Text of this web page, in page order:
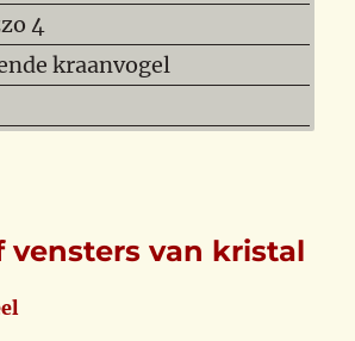
4
kraanvogel
vensters van kristal